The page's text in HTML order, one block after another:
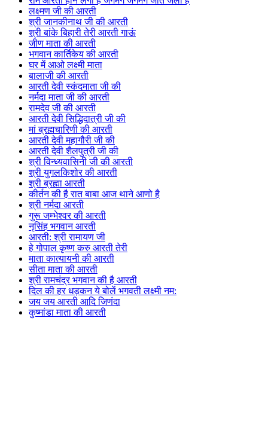
लक्ष्मण जी की आरती
श्री जानकीनाथ जी की आरती
श्री बांके बिहारी तेरी आरती गाऊं
जीण माता की आरती
भगवान कार्तिकेय की आरती
घर में आओ लक्ष्मी माता
बालाजी की आरती
आरती देवी स्कंदमाता जी की
नर्मदा माता जी की आरती
रामदेव जी की आरती
आरती देवी सिद्धिदात्री जी की
मां ब्रह्मचारिणी की आरती
आरती देवी महागौरी जी की
आरती देवी शैलपुत्री जी की
श्री विन्ध्यवासिनी जी की आरती
श्री युगलकिशोर की आरती
श्री ब्रह्मा आरती
कीर्तन की है रात बाबा आज थाने आणो है
श्री नर्मदा आरती
गुरू जम्भेश्वर की आरती
नृसिंह भगवान आरती
आरती: श्री रामायण जी
हे गोपाल कृष्ण करु आरती तेरी
माता कात्यायनी की आरती
सीता माता की आरती
श्री रामचंद्र भगवान की है आरती
दिल की हर धड़कन ये बोलें भगवती लक्ष्मी नम:
जय जय आरती आदि जिणंदा
कुष्मांडा माता की आरती